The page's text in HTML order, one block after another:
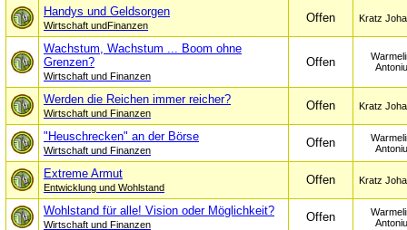
Handys und Geldsorgen
Wirtschaft undFinanzen
Offen Kratz
Wachstum, Wachstum ... Boom ohne
Grenzen?
Wirtschaft und Finanzen
Offen
Werden die Reichen immer reicher?
Wirtschaft und Finanzen
Offen Kratz
"Heuschrecken" an der Börse
Wirtschaft und Finanzen
Offen
Extreme Armut
Entwicklung und Wohlstand
Offen Kratz
Wohlstand für alle! Vision oder Möglichkeit?
Wirtschaft und Finanzen
Offen